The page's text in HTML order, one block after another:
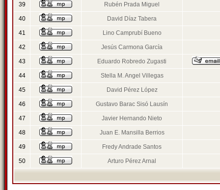
39 Rubén Prada Miguel
40 David Díaz Tabera
41 Lino Camprubí Bueno
42 Jesús Carmona García
43 Eduardo Robredo Zugasti
44 Stella M. Angel Villegas
45 David Pérez López
46 Gustavo Barac Sisó Lausín
47 Javier Hernando Nieto
48 Juan E. Mansilla Berrios
49 Fredy Andrade Santos
50 Arturo Pérez Arnal